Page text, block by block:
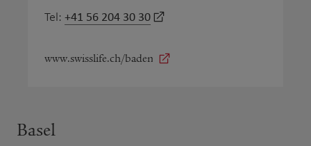
Tel: +41 56 204 30 30
www.swisslife.ch/baden
Basel